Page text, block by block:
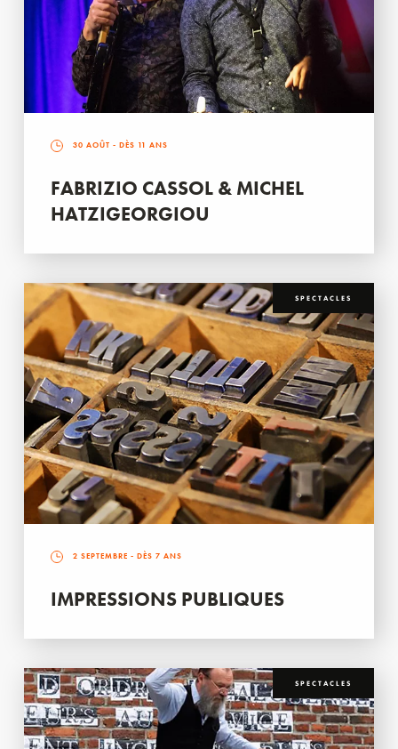
30 AOÛT - DÈS 11 ANS
FABRIZIO CASSOL & MICHEL
HATZIGEORGIOU
SPECTACLES
2 SEPTEMBRE - DÈS 7 ANS
IMPRESSIONS PUBLIQUES
SPECTACLES